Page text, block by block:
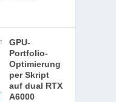
GPU-
Portfolio-
Optimierung
per Skript
auf dual RTX
A6000